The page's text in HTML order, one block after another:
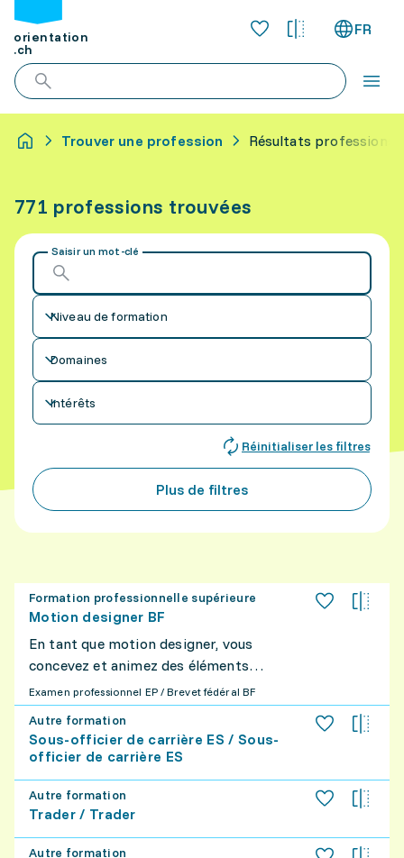
orientation
.ch
FR
Trouver une profession Résultats professions
771 professions trouvées
Saisir un mot-clé
Niveau de formation
Domaines
Intérêts
Réinitialiser les filtres
Plus de filtres
Formation professionnelle supérieure
Motion designer BF
En tant que motion designer, vous
concevez et animez des éléments
graphiques pour créer, par exemple,
des vidéos explicatives, des animations
de logos, ou encore des contenus pour
les réseaux sociaux. Grâce à vos
technologiques, vous donnez vie à des
images en les mettant en mouvement
afin de transmettre un message de
Examen professionnel EP / Brevet fédéral BF
Autre formation
Sous-officier de carrière ES / Sous-
officier de carrière ES
Autre formation
Trader / Trader
Autre formation